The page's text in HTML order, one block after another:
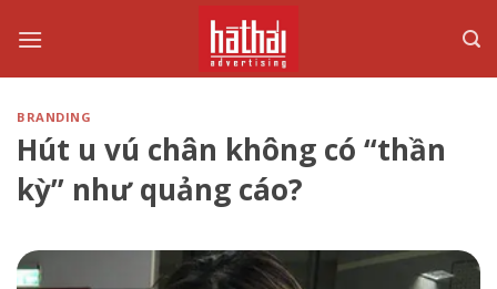
BRANDING
Hút u vú chân không có “thần
kỳ” như quảng cáo?